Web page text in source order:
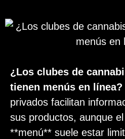
¿Los clubes de
tienen menús en línea?
privados facilitan
sus productos, aunque
**menú** suele estar